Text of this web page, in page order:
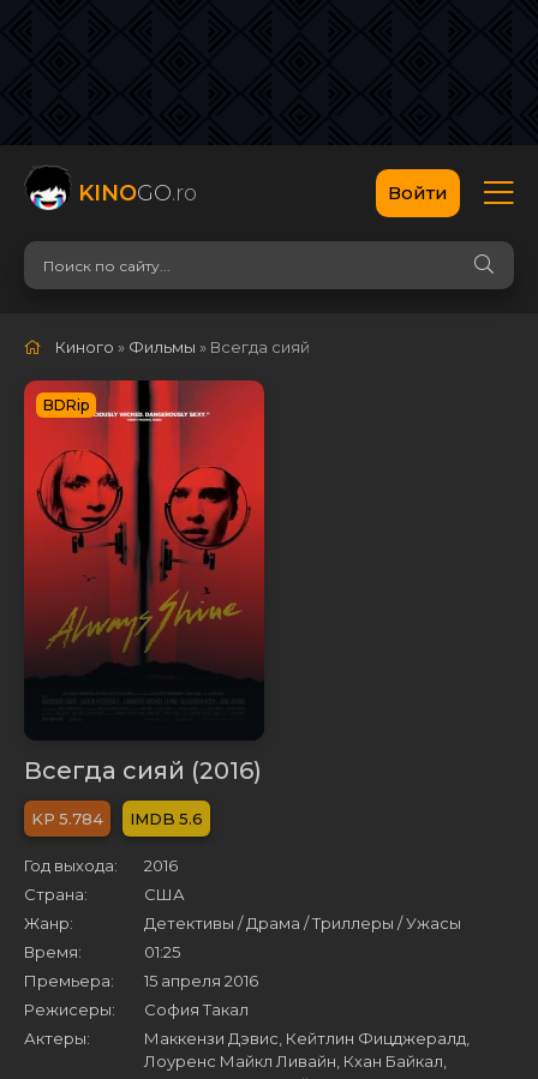
KINOGO.ro Войти
Киного » Фильмы » Всегда сияй
BDRip
Всегда сияй (2016)
5.784 5.6
Год выхода:
2016
Страна:
США
Жанр:
Детективы / Драма / Триллеры / Ужасы
Время:
01:25
Премьера:
15 апреля 2016
Режисеры:
София Такал
Актеры:
Маккензи Дэвис, Кейтлин Фицджералд,
Лоуренс Майкл Ливайн, Кхан Байкал,